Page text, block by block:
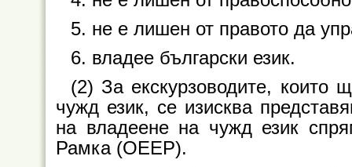
5. не е лишен от правото да
6. владее български език.
(2) За екскурзоводите, които
чужд език, се изисква
на владеене на чужд език
Рамка (ОЕЕР).